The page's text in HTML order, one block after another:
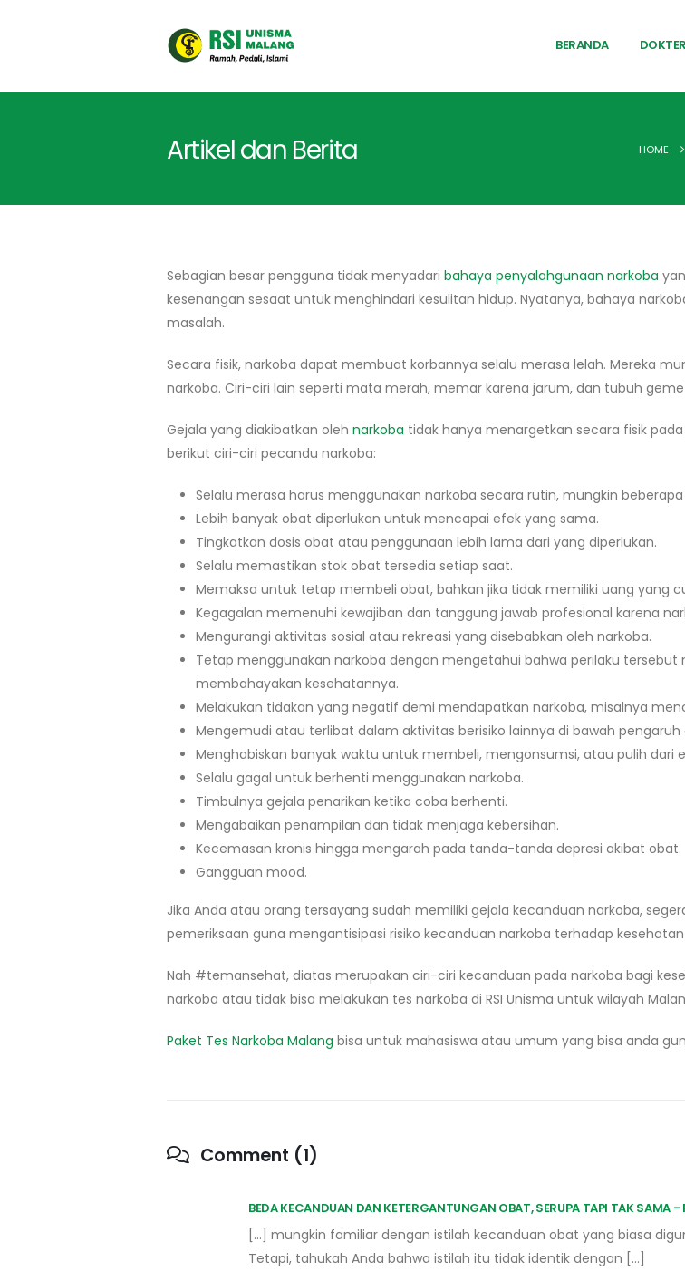
BERANDA DOKTER
Artikel dan Berita HOME
Sebagian besar pengguna tidak menyadari bahaya penyalahgunaan narkoba
kesenangan sesaat untuk menghindari kesulitan hidup. Nyatanya, bahaya
masalah.
Secara fisik, narkoba dapat membuat korbannya selalu merasa lelah. Mereka
narkoba. Ciri-ciri lain seperti mata merah, memar karena jarum, dan tubuh
Gejala yang diakibatkan oleh narkoba tidak hanya menargetkan secara fisik
berikut ciri-ciri pecandu narkoba:
Selalu merasa harus menggunakan narkoba secara rutin, mungkin
Lebih banyak obat diperlukan untuk mencapai efek yang sama.
Tingkatkan dosis obat atau penggunaan lebih lama dari yang diperlukan.
Selalu memastikan stok obat tersedia setiap saat.
Memaksa untuk tetap membeli obat, bahkan jika tidak memiliki uang yang
Kegagalan memenuhi kewajiban dan tanggung jawab profesional karena
Mengurangi aktivitas sosial atau rekreasi yang disebabkan oleh narkoba.
Tetap menggunakan narkoba dengan mengetahui bahwa perilaku
membahayakan kesehatannya.
Melakukan tidakan yang negatif demi mendapatkan narkoba, misalnya
Mengemudi atau terlibat dalam aktivitas berisiko lainnya di bawah
Menghabiskan banyak waktu untuk membeli, mengonsumsi, atau pulih dari
Selalu gagal untuk berhenti menggunakan narkoba.
Timbulnya gejala penarikan ketika coba berhenti.
Mengabaikan penampilan dan tidak menjaga kebersihan.
Kecemasan kronis hingga mengarah pada tanda-tanda depresi akibat obat.
Gangguan mood.
Jika Anda atau orang tersayang sudah memiliki gejala kecanduan narkoba,
pemeriksaan guna mengantisipasi risiko kecanduan narkoba terhadap
Nah #temansehat, diatas merupakan ciri-ciri kecanduan pada narkoba bagi
narkoba atau tidak bisa melakukan tes narkoba di RSI Unisma untuk wilayah
Paket Tes Narkoba Malang bisa untuk mahasiswa atau umum yang bisa anda
Comment (1)
BEDA KECANDUAN DAN KETERGANTUNGAN OBAT, SERUPA TAPI TAK SAMA -
[…] mungkin familiar dengan istilah kecanduan obat yang biasa
Tetapi, tahukah Anda bahwa istilah itu tidak identik dengan […]